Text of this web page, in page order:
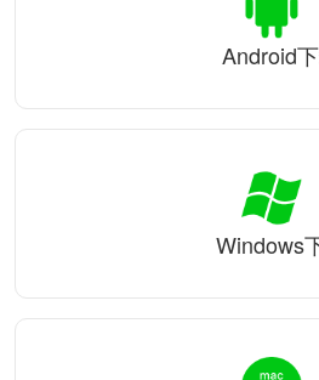
Android
Windows